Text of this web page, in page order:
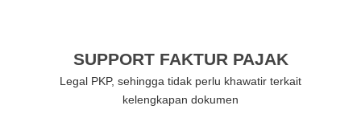
SUPPORT FAKTUR PAJAK
Legal PKP, sehingga tidak perlu khawatir terkait
kelengkapan dokumen